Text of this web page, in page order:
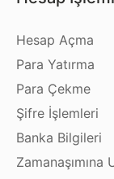
Hesap Açma
Para Yatırma
Para Çekme
Şifre İşlemleri
Banka Bilgileri